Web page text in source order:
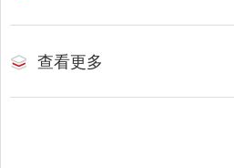
查看更多